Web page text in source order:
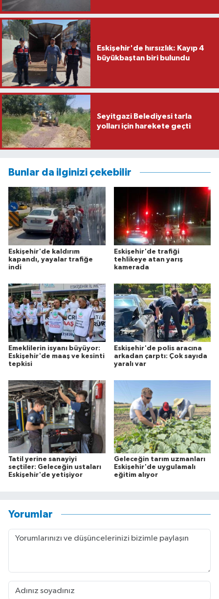
Eskişehir'de hırsızlık: Kayıp 4
büyükbaştan biri bulundu
Seyitgazi Belediyesi tarla
yolları için harekete geçti
Bunlar da ilginizi çekebilir
Eskişehir'de kaldırım
kapandı, yayalar trafiğe
indi
Eskişehir'de trafiği
tehlikeye atan yarış
kamerada
Emeklilerin isyanı büyüyor:
Eskişehir'de maaş ve kesinti
tepkisi
Eskişehir'de polis aracına
arkadan çarptı: Çok sayıda
yaralı var
Tatil yerine sanayiyi
seçtiler: Geleceğin ustaları
Eskişehir'de yetişiyor
Geleceğin tarım uzmanları
Eskişehir'de uygulamalı
eğitim alıyor
Yorumlar